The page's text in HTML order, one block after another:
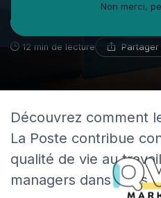
12 min de lecture
Découvrez comment
La Poste contribue
qualité de vie au
managers dans leurs
Non merci,